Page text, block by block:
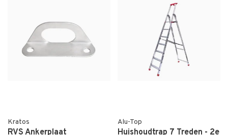
Kratos
RVS Ankerplaat
Alu-Top
Huishoudtrap 7 Treden - 2e